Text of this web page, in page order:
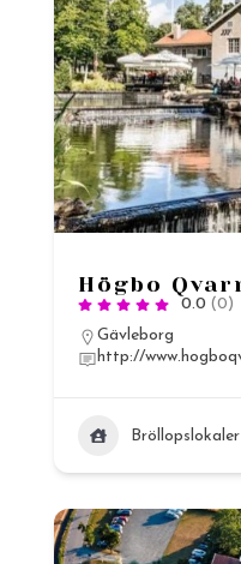
Högbo
0.0 (0)
Gävleborg
http://
Bröllopslokaler